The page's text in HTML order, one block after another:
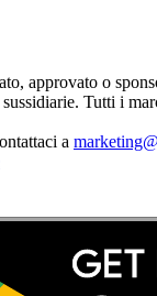
approvato o
Tutti i
a